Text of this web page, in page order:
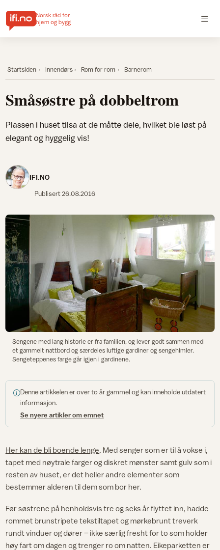
Norsk råd for
hjem og bygg
Startsiden Innendørs Rom for rom Barnerom
Småsøstre på dobbeltrom
Plassen i huset tilsa at de måtte dele, hvilket ble løst på
elegant og hyggelig vis!
IFI.NO
Publisert26.08.2016
Sengene med lang historie er fra familien, og lever godt sammen med
et gammelt nattbord og særdeles luftige gardiner og sengehimler.
Sengeteppenes farge går igjen i gardinene.
Denne artikkelen er over to år gammel og kan inneholde utdatert
informasjon.
Se nyere artikler om emnet
Her kan de bli boende lenge. Med senger som er til å vokse i,
tapet med nøytrale farger og diskret mønster samt gulv som i
resten av huset, er det heller andre elementer som
bestemmer alderen til dem som bor her.
Før søstrene på henholdsvis tre og seks år flyttet inn, hadde
rommet brunstripete tekstiltapet og mørkebrunt treverk
rundt vinduer og dører – ikke særlig fresht for to som holder
høy fart om dagen og trenger ro om natten. Eikeparketten er